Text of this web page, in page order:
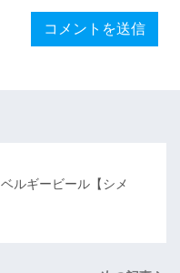
ルギービール【シメ